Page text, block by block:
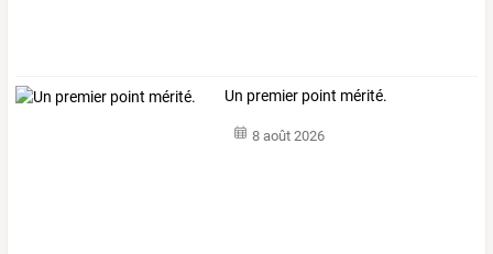
Un premier point mérité.
8 août 2026